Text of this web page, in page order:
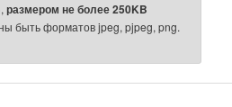
размером не более 250KB
быть форматов jpeg, pjpeg, png.